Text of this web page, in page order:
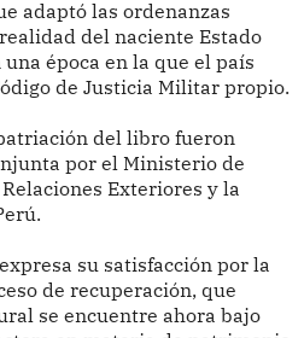
adaptó las ordenanzas
del naciente Estado
época en la que el país
de Justicia Militar propio.
del libro fueron
por el Ministerio de
Exteriores y la
su satisfacción por la
de recuperación, que
se encuentre ahora bajo